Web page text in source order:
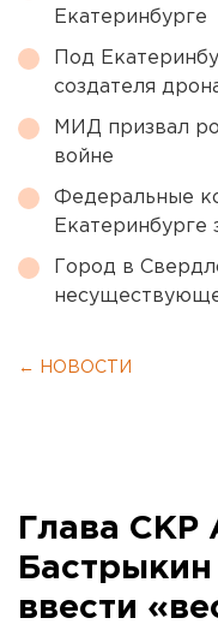
Екатеринбурге
Под
создателя
МИД призвал
войне
Федеральные
Екатеринбурге
Город в
← НОВОСТИ
Глава СКР
ввести